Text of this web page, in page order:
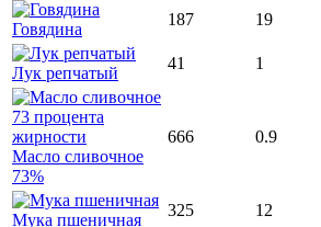
Говядина
187 19
Лук репчатый
41 1
Масло сливочное
73%
666 0.9
Мука пшеничная
325 12